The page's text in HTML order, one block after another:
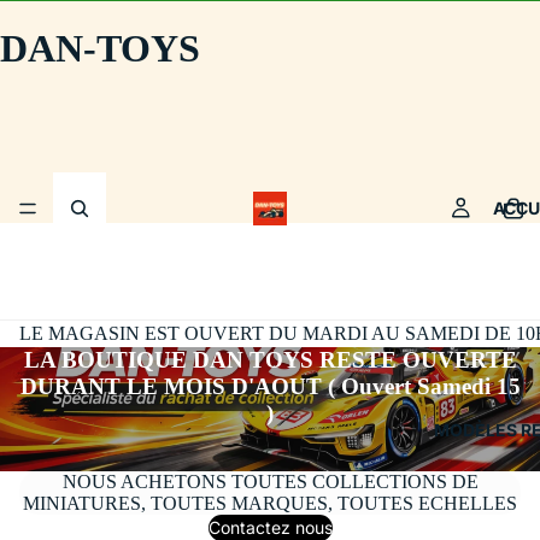
DAN-TOYS
MODÈLES
LE MAGASIN EST OUVERT DU MARDI AU SAMEDI DE
LA BOUTIQUE DAN TOYS RESTE OUVERTE
DURANT LE MOIS D'AOUT ( Ouvert Samedi 15
)
NOUS ACHETONS TOUTES COLLECTIONS DE
MINIATURES, TOUTES MARQUES, TOUTES ECHELLES
Contactez nous